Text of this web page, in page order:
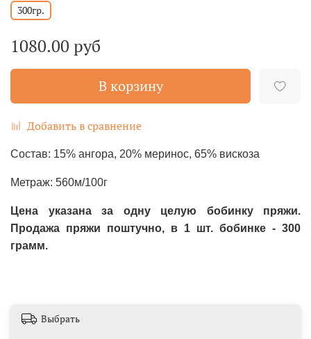
300гр.
1080.00 руб
В корзину
Добавить в сравнение
Состав: 15% ангора, 20% меринос, 65% вискоза
Метраж: 560м/100г
Цена указана за одну целую бобинку пряжи.
Продажа пряжи поштучно, в 1 шт. бобинке - 300
грамм.
Выбрать